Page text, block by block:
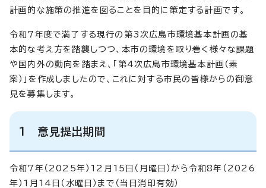
計画的な施策の推進を図ることを目的に策定する計画です。
令和7年度で満了する現行の第3次広島市環境基本計画の基
本的な考え方を踏襲しつつ、本市の環境を取り巻く様々な課題
や国内外の動向を踏まえ、「第4次広島市環境基本計画（素
案）」を作成しましたので、これに対する市民の皆様からの御意
見を募集します。
1 意見提出期間
令和7年（2025年）12月15日（月曜日）から令和8年（2026
年）1月14日（水曜日）まで（当日消印有効）